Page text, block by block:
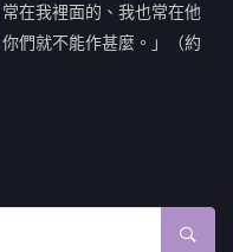
在我裡面的、我也常在他
們就不能作甚麼。」（約